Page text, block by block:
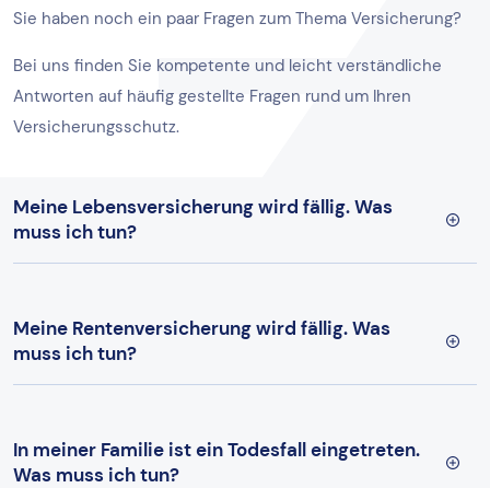
Sie haben noch ein paar Fragen zum Thema Versicherung?
Bei uns finden Sie kompetente und leicht verständliche
Antworten auf häufig gestellte Fragen rund um Ihren
Versicherungsschutz.
Meine Lebensversicherung wird fällig. Was
muss ich tun?
Meine Rentenversicherung wird fällig. Was
muss ich tun?
In meiner Familie ist ein Todesfall eingetreten.
Was muss ich tun?